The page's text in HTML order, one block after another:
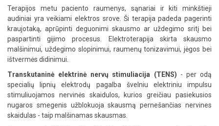
Terapijos metu paciento raumenys, sąnariai ir kiti minkštieji
audiniai yra veikiami elektros srove. Ši terapija padeda pagerinti
kraujotaką, aprūpinti deguonimi skausmo ar uždegimo sritį bei
paspartinti gijimo procesus. Elektroterapija skirta skausmo
malšinimui, uždegimo slopinimui, raumenų tonizavimui, jėgos bei
ištvermės didinimui.
Transkutaninė elektrinė nervų stimuliacija (TENS) - per odą
specialių lipnių elektrodų pagalba švelniu elektriniu impulsu
stimuliuojamos nervinės skaidulos, kurios greičiau pasiekusios
nugaros smegenis užblokuoja skausmą pernešančias nervines
skaidulas - taip malšinamas skausmas.